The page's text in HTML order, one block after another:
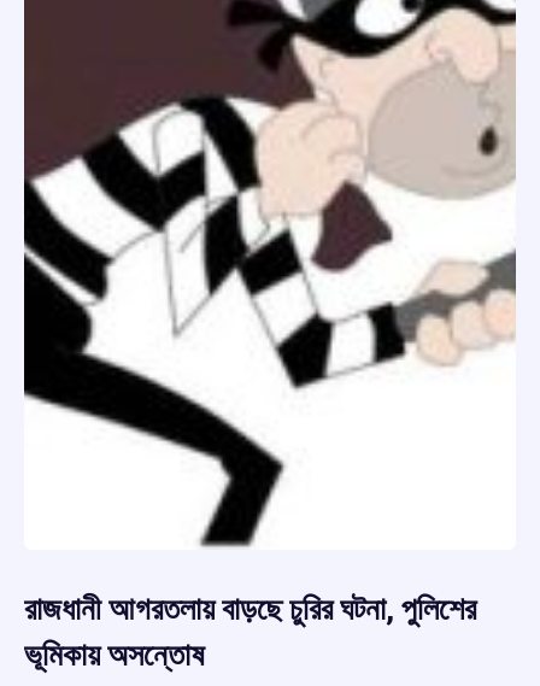
রাজধানী আগরতলায় বাড়ছে চুরির ঘটনা, পুলিশের
ভূমিকায় অসন্তোষ